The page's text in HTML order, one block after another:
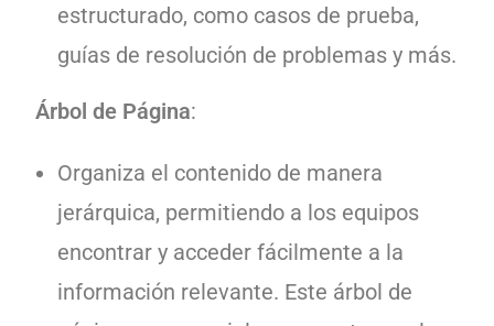
estructurado, como casos de prueba,
guías de resolución de problemas y más.
Árbol de Página:
Organiza el contenido de manera
jerárquica, permitiendo a los equipos
encontrar y acceder fácilmente a la
información relevante. Este árbol de